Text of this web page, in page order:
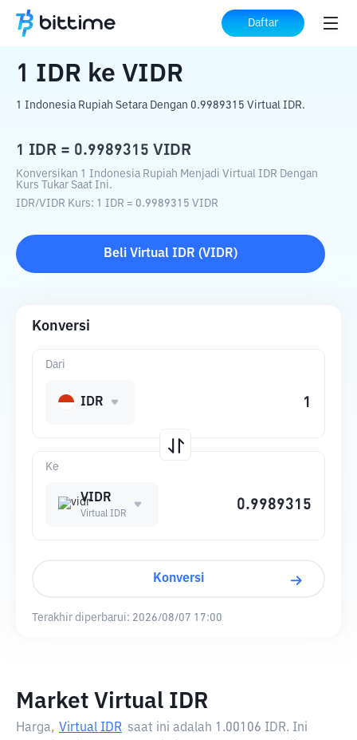
Daftar
Beranda Konverter Kripto ke VIDR
1 IDR ke VIDR
1 Indonesia Rupiah Setara Dengan 0.9989315 Virtual IDR.
1 IDR = 0.9989315 VIDR
Konversikan 1 Indonesia Rupiah Menjadi Virtual IDR Dengan
Kurs Tukar Saat Ini.
IDR/VIDR Kurs: 1 IDR = 0.9989315 VIDR
Beli Virtual IDR (VIDR)
Konversi
Ke
VIDR
Virtual IDR
Dari
IDR
Konversi
Terakhir diperbarui: 2026/08/07 17:00
Market Virtual IDR
Harga, Virtual IDR saat ini adalah 1.00106 IDR. Ini